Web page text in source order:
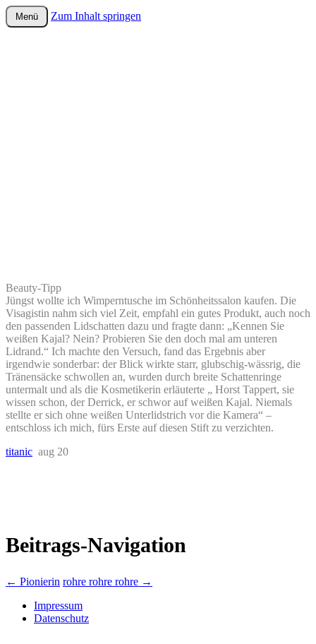
wurster-cartoon-blog.de
Menü Zum Inhalt springen
Beauty-Tipp
Jüngst wollte ich Wimperntusche im Schönheitssalon kaufen. Die
Visagistin nahm sich viel Zeit, empfahl ein gutes Produkt, auch noch
den passenden Lidschatten dazu und fragte dann: „Kennen Sie
weißen Kajal? Nein? Probieren Sie den doch mal am unteren
Lidrand.“ Ich machte den Versuch, fand das Ergebnis aber
irgendwie sonderbar: der Blick wirkte starr, glubschig-wässrig, die
Tränensäcke schwollen an, wurden durch breite Schattenringe
untermalt und als die Kosmetikerin erläuterte „ Horst Tappert, sie
wissen schon, der Derrick, er schwor auf weißen Kajal. Niemals
stellte er sich ohne weißen Unterlidstrich vor die Kamera“ –
entschloss ich mich, fürs Erste auf diesen Stift zu verzichten.
titanic aug 20
Beitrags-Navigation
← Pionierin rohre rohre rohre →
Impressum
Datenschutz